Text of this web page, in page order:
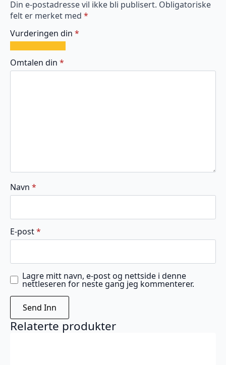
Din e-postadresse vil ikke bli publisert. Obligatoriske
felt er merket med *
Vurderingen din *
av
5
av
5
av
5
av
5
av
5
Omtalen din *
Navn *
E-post*
Lagre mitt navn, e-post og nettside i denne
nettleseren for neste gang jeg kommenterer.
Relaterte produkter